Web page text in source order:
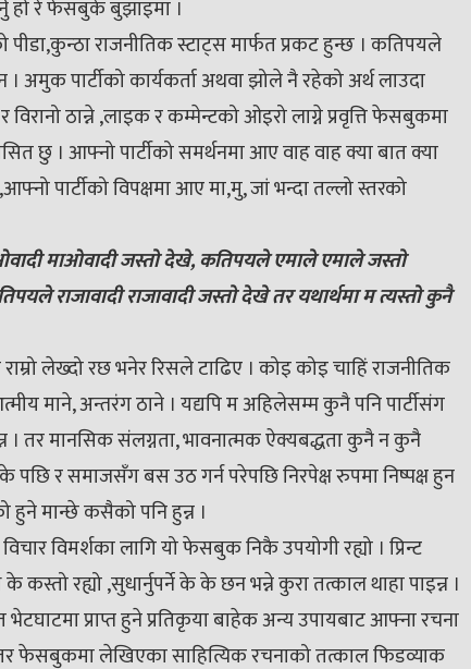
हो रे फेसबुके बुझाइमा ।
पीडा,कुन्ठा राजनीतिक स्टाट्स मार्फत प्रकट हुन्छ । कतिपयले
अमुक पार्टीको कार्यकर्ता अथवा झोले नै रहेको अर्थ लाउदा
ठान्ने ,लाइक र कम्मेन्टको ओइरो लाग्ने प्रवृत्ति फेसबुकमा
छु । आफ्नो पार्टीको समर्थनमा आए वाह वाह क्या बात क्या
पार्टीको विपक्षमा आए मा,मु, जां भन्दा तल्लो स्तरको
माओवादी जस्तो देखे, कतिपयले एमाले एमाले जस्तो
राजावादी राजावादी जस्तो देखे तर यथार्थमा म त्यस्तो कुनै
लेख्दो रछ भनेर रिसले टाढिए । कोइ कोइ चाहिं राजनीतिक
माने, अन्तरंग ठाने । यद्यपि म अहिलेसम्म कुनै पनि पार्टीसंग
। तर मानसिक संलग्नता, भावनात्मक ऐक्यबद्धता कुनै न कुनै
पछि र समाजसँग बस उठ गर्न परेपछि निरपेक्ष रुपमा निष्पक्ष हुन
हुने मान्छे कसैको पनि हुन्न ।
विमर्शका लागि यो फेसबुक निकै उपयोगी रह्यो । प्रिन्ट
रह्यो ,सुधार्नुपर्ने के के छन भन्ने कुरा तत्काल थाहा पाइन्न ।
प्राप्त हुने प्रतिकृया बाहेक अन्य उपायबाट आफ्ना रचना
फेसबुकमा लेखिएका साहित्यिक रचनाको तत्काल फिडव्याक